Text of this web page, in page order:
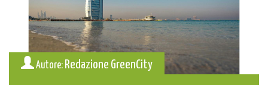
Autore: Redazione GreenCity